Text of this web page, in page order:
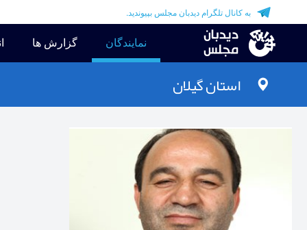
به کانال تلگرام دیدبان مجلس بپیوندید.
نمایندگان گزارش ها
استانگیلان‎